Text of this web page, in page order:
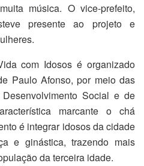
música. O vice-prefeito,
presente ao projeto e
com Idosos é organizado
Paulo Afonso, por meio das
Social e de
marcante o chá
é integrar idosos da cidade
e ginástica, trazendo mais
da terceira idade.